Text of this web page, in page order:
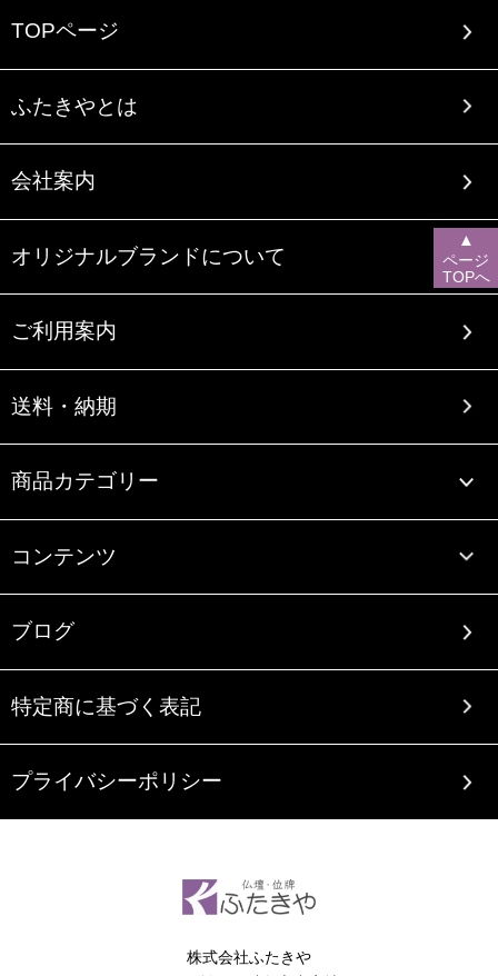
TOPページ
ふたきやとは
会社案内
オリジナルブランドについて
ご利用案内
送料・納期
商品カテゴリー
コンテンツ
ブログ
特定商に基づく表記
プライバシーポリシー
株式会社ふたきや
▲
ページ
TOPへ